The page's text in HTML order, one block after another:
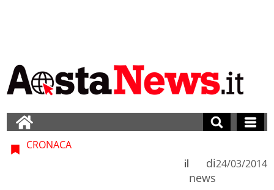
CRONACA
di
news
il 24/03/2014